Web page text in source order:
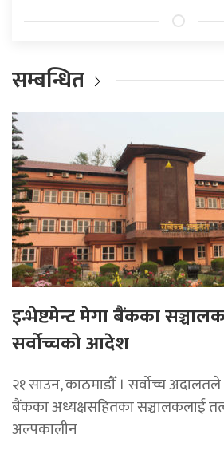
सम्बन्धित
इन्भेष्टमेन्ट मेगा बैंकका
सर्वोच्चको आदेश
२१ साउन, काठमाडाैँ । सर्वोच्च
बैंकका अध्यक्षसहितका सञ्चालकलाई
अल्पकालीन